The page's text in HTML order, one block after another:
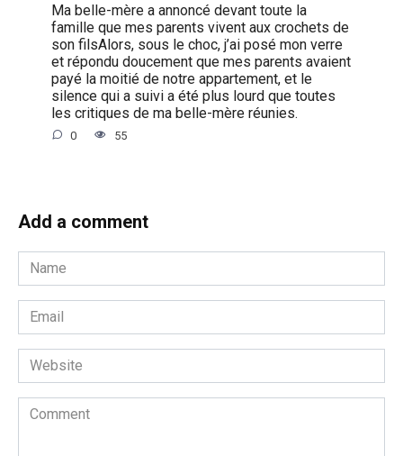
Ma belle-mère a annoncé devant toute la
famille que mes parents vivent aux crochets de
son filsAlors, sous le choc, j’ai posé mon verre
et répondu doucement que mes parents avaient
payé la moitié de notre appartement, et le
silence qui a suivi a été plus lourd que toutes
les critiques de ma belle-mère réunies.
0 55
Add a comment
Name
*
Email
*
Website
Comment